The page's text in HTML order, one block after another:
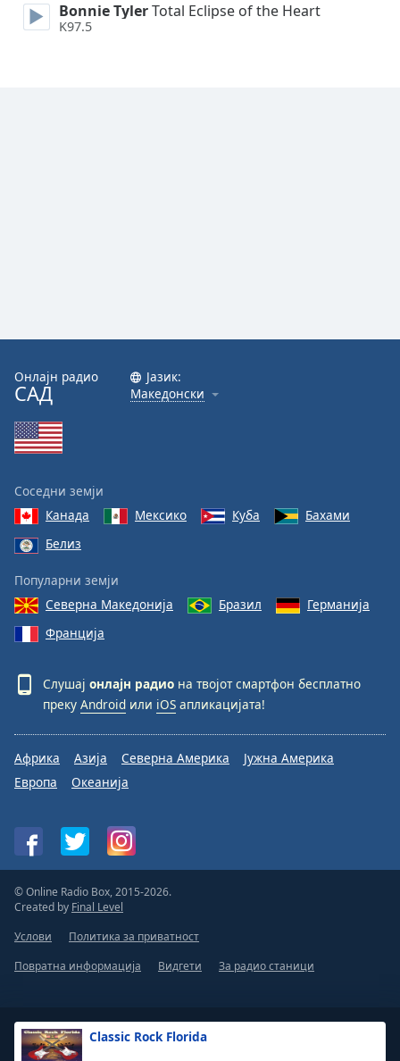
Classic Rock Florida
Bonnie TylerTotal Eclipse of the Heart
K97.5
Онлајн радио
САД
Јазик:
Македонски
Соседни земји
Канада
Мексико Куба
Бахами
Белиз
Популарни земји
Северна Македонија
Бразил
Германија
Франција
Слушај онлајн радио на твојот смартфон бесплатно
преку Android или iOS апликацијата!
Африка Азија Северна Америка
Јужна Америка
Европа
Океанија
© Online Radio Box, 2015-2026.
Created by Final Level
Услови
Политика за приватност
Повратна информација
Видгети За радио станици